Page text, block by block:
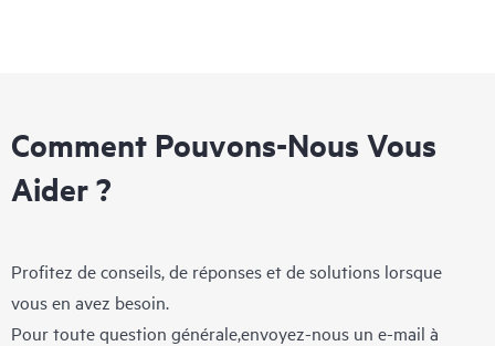
Comment Pouvons-Nous Vous
Aider ?
Profitez de conseils, de réponses et de solutions lorsque
vous en avez besoin.
Pour toute question générale,envoyez-nous un e-mail à